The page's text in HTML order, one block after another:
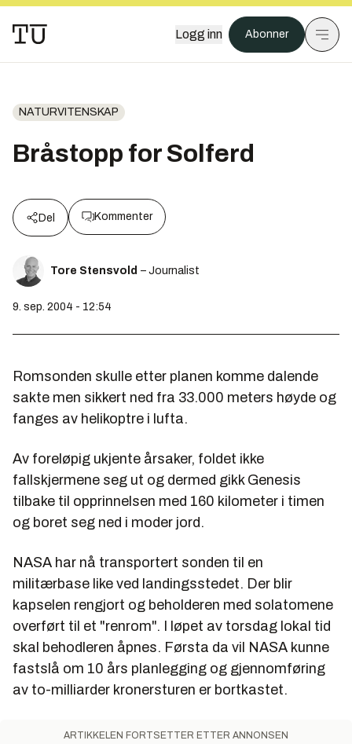
Logg inn Abonner
NATURVITENSKAP
Bråstopp for Solferd
Del Kommenter
Tore Stensvold – Journalist
9. sep. 2004 - 12:54
Romsonden skulle etter planen komme dalende
sakte men sikkert ned fra 33.000 meters høyde og
fanges av helikoptre i lufta.
Av foreløpig ukjente årsaker, foldet ikke
fallskjermene seg ut og dermed gikk Genesis
tilbake til opprinnelsen med 160 kilometer i timen
og boret seg ned i moder jord.
NASA har nå transportert sonden til en
militærbase like ved landingsstedet. Der blir
kapselen rengjort og beholderen med solatomene
overført til et "renrom". I løpet av torsdag lokal tid
skal behodleren åpnes. Førsta da vil NASA kunne
fastslå om 10 års planlegging og gjennomføring
av to-milliarder kronersturen er bortkastet.
ARTIKKELEN FORTSETTER ETTER ANNONSEN